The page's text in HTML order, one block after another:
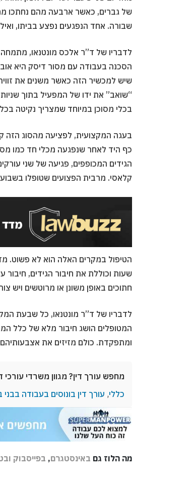
של גברים, כאשר ארבעה מהם נחתכו
שבורה. אחד הנפגעים נפצע בביתו,
לדבריו של ד”ר אלכס מונטנאו, מתמחה
הסכנה בעבודה עם מסור דיסק היא
שיש למכשיר הזה כאשר משנים את
“שואב” את ידו של המפעיל בתוך
בכלי מסוכן במיוחד שמצריך נקיטה
בעגה המקצועית, לפציעה מהסוג הזה
כף היד לאחר שנפגעה מכלי חד כמו
הגידים המכופפים, פגיעה של שני
קלאסי. מרבית הפצועים שטופלו בשבוע
הטיפול במקרים האלה הוא לא פשוט.
שעות וכוללת את חיבור הגידים, חיבור
חתוכים באופן משונן או מרוטשים ויש
לדבריו של ד”ר מונטנאו, כל שבעת
המטופלים הושג חיבור מלא של כלל
ומתפקדת. כולם מזיזים את
מחפש עורך דין? מגוון משרדי עורכי
כללי, עורך דין בונוסים בעבודה בבני
מה הלוז גם באינסטגרם, בפייסבוק